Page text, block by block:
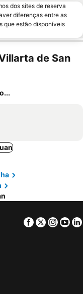
dos sites de reserva
diferenças entre as
que estão disponíveis
de San
Facebook
Twitter